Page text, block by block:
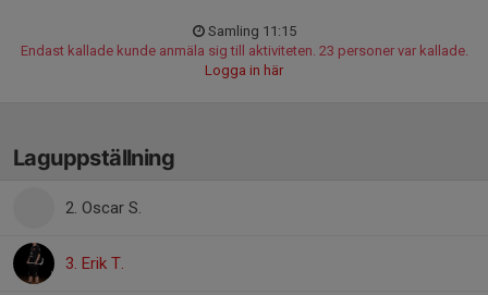
Samling 11:15
Endast kallade kunde anmäla sig till aktiviteten. 23 personer var kallade.
Logga in här
Laguppställning
2. Oscar S.
3. Erik T.